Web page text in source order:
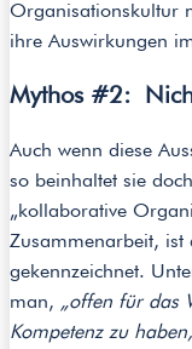
Organisationskultur
ihre Auswirkungen
Mythos #2:
Auch wenn diese
so beinhaltet sie
„kollaborative
Zusammenarbeit, ist
gekennzeichnet.
man, „offen für das
Kompetenz zu